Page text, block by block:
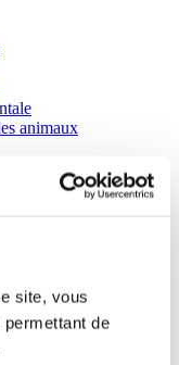
site, vous
de
animaux